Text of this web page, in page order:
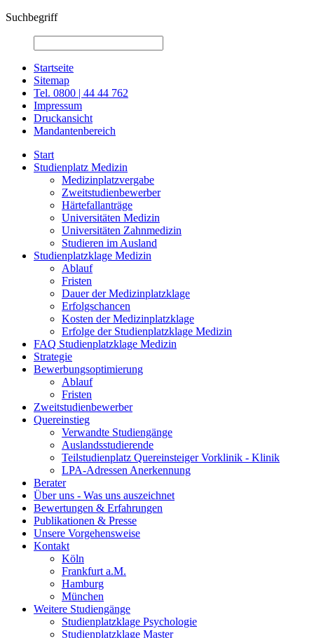
Suchbegriff
Startseite
Sitemap
Tel. 0800 | 44 44 762
Impressum
Druckansicht
Mandantenbereich
Start
Studienplatz Medizin
Medizinplatzvergabe
Zweitstudienbewerber
Härtefallanträge
Universitäten Medizin
Universitäten Zahnmedizin
Studieren im Ausland
Studienplatzklage Medizin
Ablauf
Fristen
Dauer der Medizinplatzklage
Erfolgschancen
Kosten der Medizinplatzklage
Erfolge der Studienplatzklage Medizin
FAQ Studienplatzklage Medizin
Strategie
Bewerbungsoptimierung
Ablauf
Fristen
Zweitstudienbewerber
Quereinstieg
Verwandte Studiengänge
Auslandsstudierende
Teilstudienplatz Quereinsteiger Vorklinik - Klinik
LPA-Adressen Anerkennung
Berater
Über uns - Was uns auszeichnet
Bewertungen & Erfahrungen
Publikationen & Presse
Unsere Vorgehensweise
Kontakt
Köln
Frankfurt a.M.
Hamburg
München
Weitere Studiengänge
Studienplatzklage Psychologie
Studienplatzklage Master